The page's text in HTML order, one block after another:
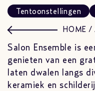
Tentoonstellingen
HOME /
Salon Ensemble is
genieten van een
laten dwalen langs
keramiek en